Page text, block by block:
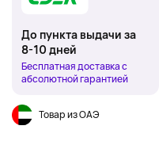
До пункта выдачи за
8-10 дней
Бесплатная доставка с
абсолютной гарантией
Товар из ОАЭ